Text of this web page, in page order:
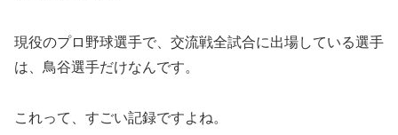
現役のプロ野球選手で、交流戦全試合に出場している選手
は、鳥谷選手だけなんです。
これって、すごい記録ですよね。